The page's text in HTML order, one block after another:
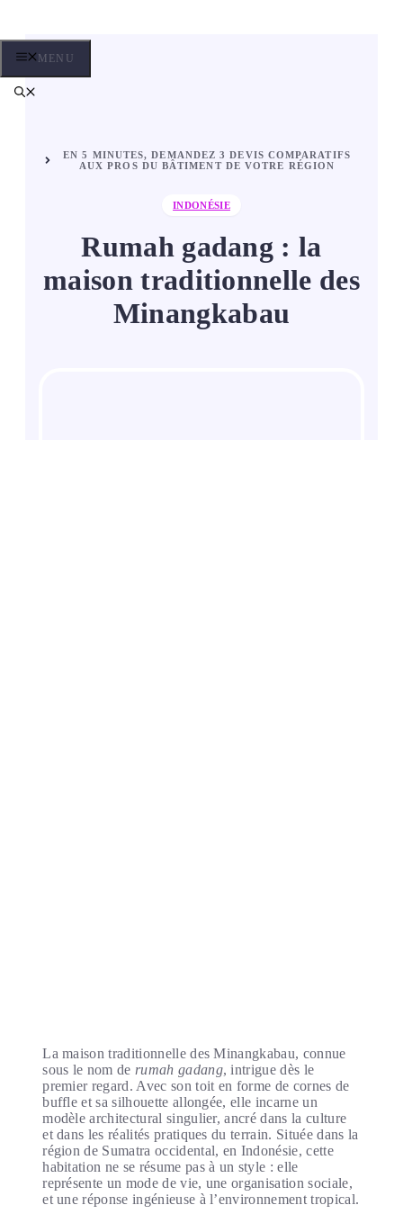
contenu
MENU
EN 5 MINUTES, DEMANDEZ 3 DEVIS COMPARATIFS
AUX PROS DU BÂTIMENT DE VOTRE RÉGION
INDONÉSIE
Rumah gadang : la
maison traditionnelle des
Minangkabau
La maison traditionnelle des Minangkabau, connue
sous le nom de rumah gadang, intrigue dès le
premier regard. Avec son toit en forme de cornes de
buffle et sa silhouette allongée, elle incarne un
modèle architectural singulier, ancré dans la culture
et dans les réalités pratiques du terrain. Située dans la
région de Sumatra occidental, en Indonésie, cette
habitation ne se résume pas à un style : elle
représente un mode de vie, une organisation sociale,
et une réponse ingénieuse à l’environnement tropical.